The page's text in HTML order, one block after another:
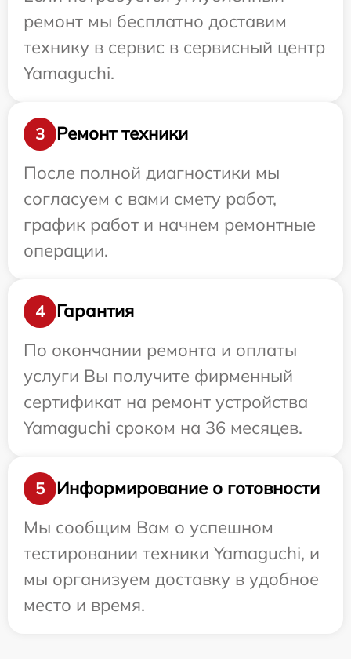
ремонт мы бесплатно доставим
технику в сервис в сервисный центр
Yamaguchi.
3
Ремонт техники
После полной диагностики мы
согласуем с вами смету работ,
график работ и начнем ремонтные
операции.
4
Гарантия
По окончании ремонта и оплаты
услуги Вы получите фирменный
сертификат на ремонт устройства
Yamaguchi сроком на 36 месяцев.
5
Информирование о готовности
Мы сообщим Вам о успешном
тестировании техники Yamaguchi, и
мы организуем доставку в удобное
место и время.